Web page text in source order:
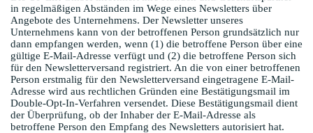
in regelmäßigen Abständen im Wege eines Newsletters über
Angebote des Unternehmens. Der Newsletter unseres
Unternehmens kann von der betroffenen Person grundsätzlich nur
dann empfangen werden, wenn (1) die betroffene Person über eine
gültige E-Mail-Adresse verfügt und (2) die betroffene Person sich
für den Newsletterversand registriert. An die von einer betroffenen
Person erstmalig für den Newsletterversand eingetragene E-Mail-
Adresse wird aus rechtlichen Gründen eine Bestätigungsmail im
Double-Opt-In-Verfahren versendet. Diese Bestätigungsmail dient
der Überprüfung, ob der Inhaber der E-Mail-Adresse als
betroffene Person den Empfang des Newsletters autorisiert hat.